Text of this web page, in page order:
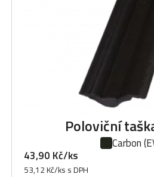
Poloviční
Carbon
43,90 Kč/ks
53,12 Kč/ks s DPH